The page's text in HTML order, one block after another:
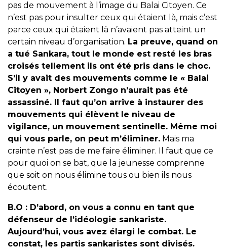
pas de mouvement à l’image du Balai Citoyen. Ce
n’est pas pour insulter ceux qui étaient là, mais c’est
parce ceux qui étaient là n’avaient pas atteint un
certain niveau d’organisation. La preuve, quand on
a tué Sankara, tout le monde est resté les bras
croisés tellement ils ont été pris dans le choc.
S’il y avait des mouvements comme le « Balai
Citoyen », Norbert Zongo n’aurait pas été
assassiné. Il faut qu’on arrive à instaurer des
mouvements qui élèvent le niveau de
vigilance, un mouvement sentinelle. Même moi
qui vous parle, on peut m’éliminer. Mais ma
crainte n’est pas de me faire éliminer. Il faut que ce
pour quoi on se bat, que la jeunesse comprenne
que soit on nous élimine tous ou bien ils nous
écoutent.
B.O : D’abord, on vous a connu en tant que
défenseur de l’idéologie sankariste.
Aujourd’hui, vous avez élargi le combat. Le
constat, les partis sankaristes sont divisés.